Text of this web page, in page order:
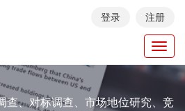
登录 注册
查、对标调查、市场地位研究、竞